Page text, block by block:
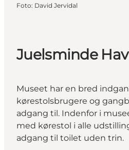
Foto: David Jervidal
Juelsminde
Museet har en bred
kørestolsbrugere og
adgang til. Indenfor i
med kørestol i alle
adgang til toilet uden trin.